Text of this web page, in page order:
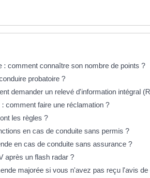
: comment connaître son nombre de points ?
probatoire ?
demander un relevé d'information intégral
comment faire une réclamation ?
les règles ?
en cas de conduite sans permis ?
en cas de conduite sans assurance ?
après un flash radar ?
majorée si vous n'avez pas reçu l'avis de